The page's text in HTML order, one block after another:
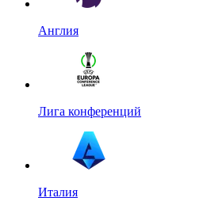
Англия
Лига конференций
Италия